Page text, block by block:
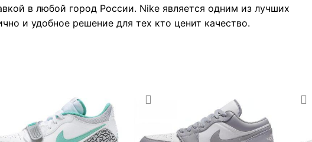
в любой город России. Nike является одним из лучших
и удобное решение для тех кто ценит качество.